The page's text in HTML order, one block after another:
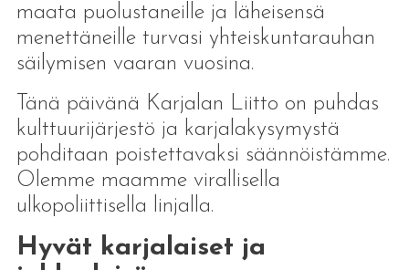
maata puolustaneille ja läheisensä
menettäneille turvasi yhteiskuntarauhan
säilymisen vaaran vuosina.
Tänä päivänä Karjalan Liitto on puhdas
kulttuurijärjestö ja karjalakysymystä
pohditaan poistettavaksi säännöistämme.
Olemme maamme virallisella
ulkopoliittisella linjalla.
Hyvät karjalaiset ja